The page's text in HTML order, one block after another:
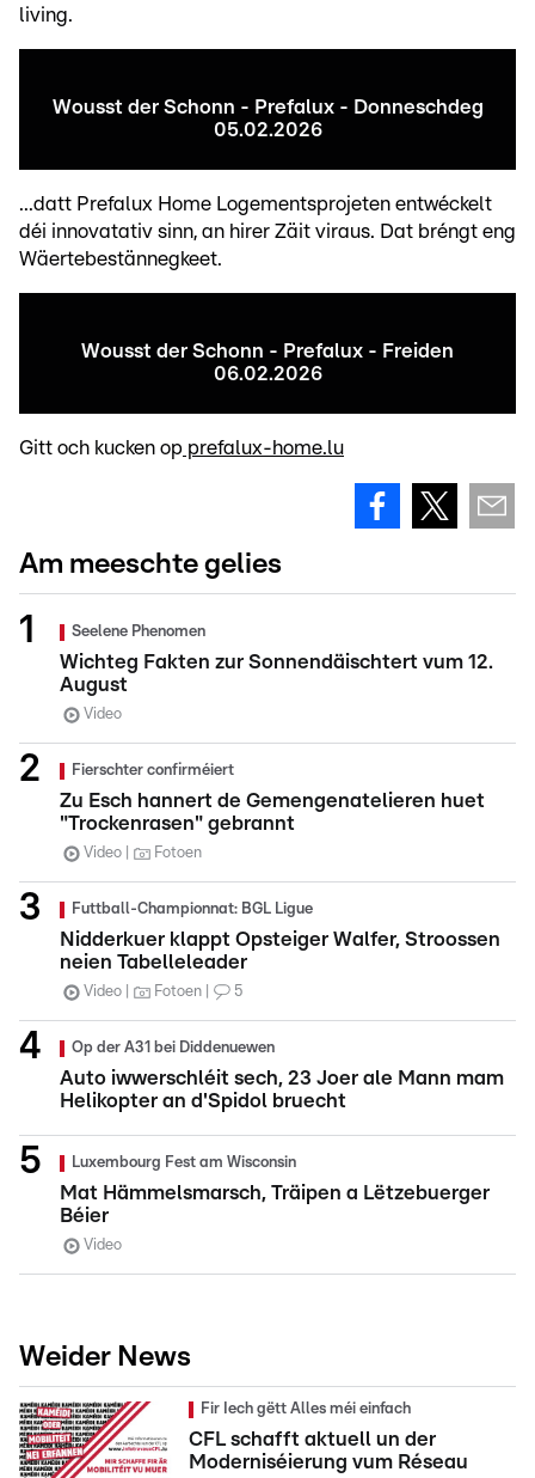
living.
Wousst der Schonn - Prefalux - Donneschdeg
05.02.2026
...datt Prefalux Home Logementsprojeten entwéckelt
déi innovatativ sinn, an hirer Zäit viraus. Dat bréngt eng
Wäertebestännegkeet.
Wousst der Schonn - Prefalux - Freiden
06.02.2026
Gitt och kucken op prefalux-home.lu
Am meeschte gelies
Seelene Phenomen
Wichteg Fakten zur Sonnendäischtert vum 12.
August
Video
Fierschter confirméiert
Zu Esch hannert de Gemengenatelieren huet
"Trockenrasen" gebrannt
Video Fotoen
Futtball-Championnat: BGL Ligue
Nidderkuer klappt Opsteiger Walfer, Stroossen
neien Tabelleleader
Video Fotoen 5
Op der A31 bei Diddenuewen
Auto iwwerschléit sech, 23 Joer ale Mann mam
Helikopter an d'Spidol bruecht
Luxembourg Fest am Wisconsin
Mat Hämmelsmarsch, Träipen a Lëtzebuerger
Béier
Video
Weider News
Fir Iech gëtt Alles méi einfach
CFL schafft aktuell un der
Moderniséierung vum Réseau